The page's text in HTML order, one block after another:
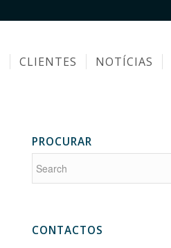
CLIENTES NOTÍCIAS
PROCURAR
CONTACTOS